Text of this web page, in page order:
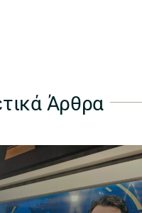
Άρθρα